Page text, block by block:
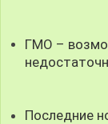
ГМО –
Последние